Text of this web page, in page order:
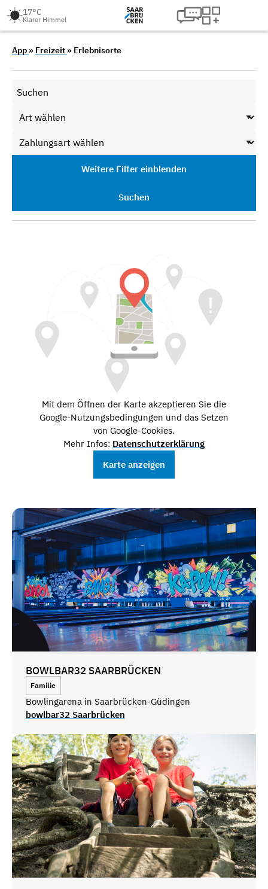
17°C
Klarer Himmel
App » Freizeit » Erlebnisorte
Weitere Filter einblenden
Suchen
Mit dem Öffnen der Karte akzeptieren Sie die
Google-Nutzungsbedingungen und das Setzen
von Google-Cookies.
Mehr Infos: Datenschutzerklärung
Karte anzeigen
BOWLBAR32 SAARBRÜCKEN
Familie
Bowlingarena in Saarbrücken-Güdingen
bowlbar32 Saarbrücken